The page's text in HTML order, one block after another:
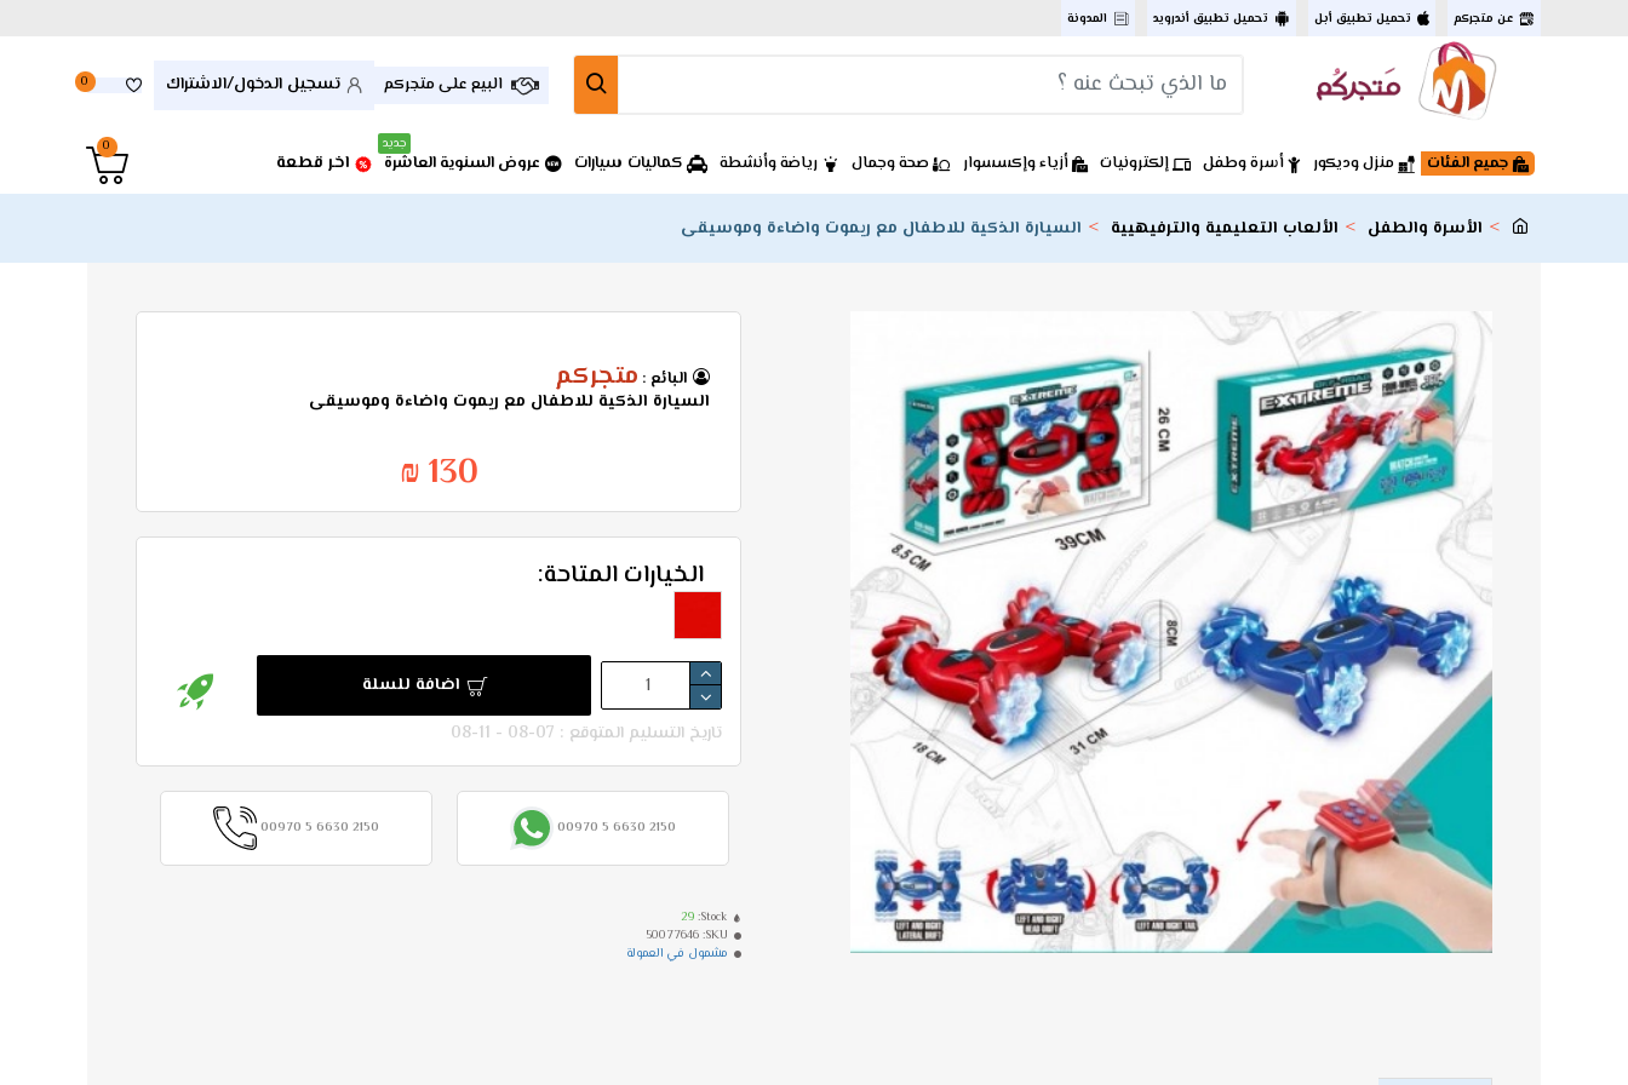
عن متجركم تحميل تطبيق أبل تحميل تطبيق أندرويد المدونة
تسجيل الدخول/الاشتراك 0 البيع على متجركم
جميع الفئات منزل وديكور أسرة وطفل إلكترونيات أزياء وإكسسوار صحة وجمال رياضة وأنشطة كماليات سيارات عروض السنوية العاشرة
جديد
اخر قطعة
0
الأسرة والطفل الألعاب التعليمية والترفيهيية السيارة الذكية للاطفال مع ريموت واضاءة وموسيقى
البائع : متجركم
السيارة الذكية للاطفال مع ريموت واضاءة وموسيقى
130 ₪
Stock:
29
SKU:
50077646
مشمول في العمولة
الخيارات المتاحة:
اضافة للسلة
تاريخ التسليم المتوقع : 07-08 - 11-08
00970 5 6630 2150
00970 5 6630 2150